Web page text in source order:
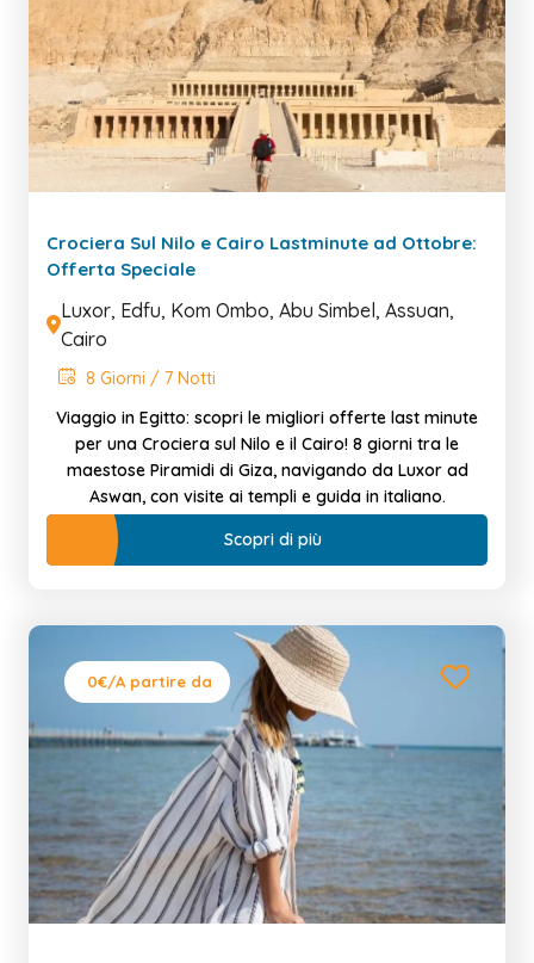
Crociera Sul Nilo e Cairo Lastminute ad Ottobre:
Offerta Speciale
Luxor, Edfu, Kom Ombo, Abu Simbel, Assuan,
Cairo
8 Giorni / 7 Notti
Viaggio in Egitto: scopri le migliori offerte last minute
per una Crociera sul Nilo e il Cairo! 8 giorni tra le
maestose Piramidi di Giza, navigando da Luxor ad
Aswan, con visite ai templi e guida in italiano.
Scopri di più
0€/A partire da